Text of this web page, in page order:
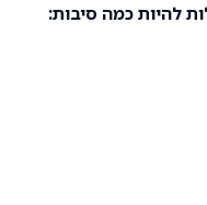
להיות כמה סיבות: